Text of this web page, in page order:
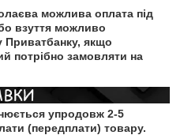
можлива оплата під
взуття можливо
Приватбанку, якщо
потрібно замовляти на
упродовж 2-5
(передплати) товару.